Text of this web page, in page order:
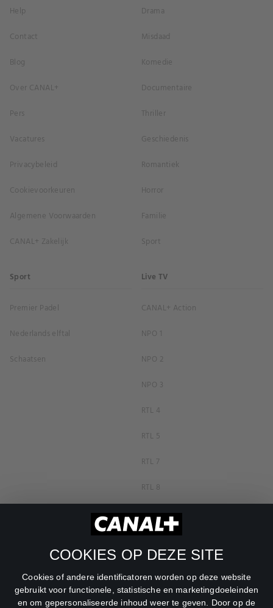
COOKIES OP DEZE SITE
Cookies of andere identificatoren worden op deze website
gebruikt voor functionele, statistische en marketingdoeleinden
en om gepersonaliseerde inhoud weer te geven. Door op de
Help
Contact
Blog
Over CANAL+
Pers
Vacatures
Privacybeleid
Cookievoorkeuren
Algemene Voorwaarden
CANAL+ Zakelijk
Drama
Misdaad
Komedie
Documentaire
Thriller
Geschiedenis
Romantiek
Horror
Familie
Sport
Sport
Premier Padel
Nederlands elftal
Schaatsen
Live TV
CANAL+ Action
NPO 1
NPO 2
NPO 3
RTL 4
RTL 5
RTL 7
RTL 8
RTL Z
SBS6
Net5
Veronica